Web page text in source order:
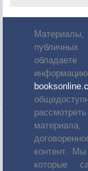
контент.
которые